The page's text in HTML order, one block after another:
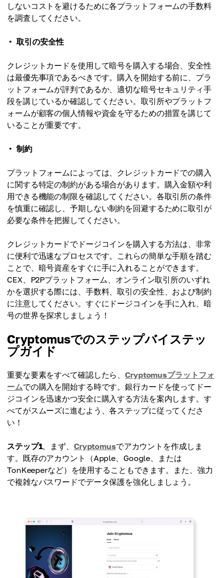
しないコストを避けるために各プラットフォームの手数料
を調査してください。
取引の安全性
クレジットカードを使用して暗号を購入する場合、安全性
は最優先事項であるべきです。購入を開始する前に、プラ
ットフォームが評判であるか、適切な暗号セキュリティ手
段を講じているか確認してください。取引所やプラットフ
ォームが顧客の個人情報や資金を守るための措置を講じて
いることが重要です。
制約
プラットフォームによっては、クレジットカードでの購入
に関する特定の制約がある場合があります。購入金額や利
用できる機能の制限を確認してください。各取引所の条件
を慎重に確認し、予期しない制約を回避するために取引が
必要な条件を把握してください。
クレジットカードでドージコインを購入する方法は、非常
に便利で迅速なプロセスです。これらの簡単な手順を踏む
ことで、暗号資産をすぐに手に入れることができます。
CEX、P2Pプラットフォーム、オンライン取引所のいずれ
かを選択する際には、手数料、取引の安全性、および制約
に注意してください。すぐにドージコインを手に入れ、暗
号の世界を探求しましょう！
Cryptomusでのステップバイステッ
プガイド
重要な要素をすべて確認したら、Cryptomusプラットフォ
ームでの購入を開始する時です。銀行カードを使ってドー
ジコインを迅速かつ安全に購入する方法を案内します。す
べてがスムーズに進むよう、各ステップに従ってくださ
い！
ステップ1。まず、 Cryptomusでアカウントを作成しま
す。既存のアカウント（Apple、Google、または
TonKeeperなど）を使用することもできます。また、強力
で複雑なパスワードでデータ保護を強化しましょう。